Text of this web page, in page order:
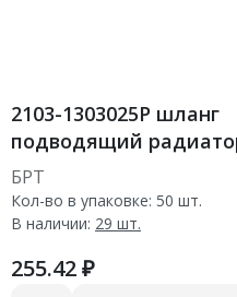
2103-1303025Р шланг
подводящий
БРТ
Кол-во в упаковке: 50 шт.
В наличии: 29 шт.
255.42 ₽